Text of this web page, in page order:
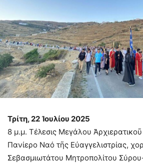
Τρίτη, 22 Ἰουλίου 2025
8 μ.μ. Τέλεσις Μεγάλου
Πανίερο Ναό τῆς Εὐαγγελιστρίας,
Σεβασμιωτάτου Μητροπολίτου